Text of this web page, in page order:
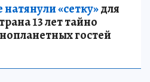
«сетку»для
13 лет тайно
гостей